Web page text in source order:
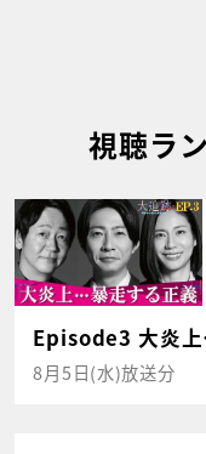
視聴ラ
Episode3 大炎
8月5日(水)放送分